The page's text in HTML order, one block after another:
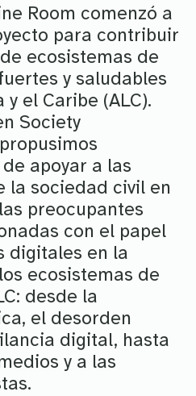
Room comenzó a
para contribuir
ecosistemas de
y saludables
el Caribe (ALC).
Society
apoyar a las
la sociedad civil en
preocupantes
con el papel
digitales en la
ecosistemas de
desde la
el desorden
digital, hasta
y a las